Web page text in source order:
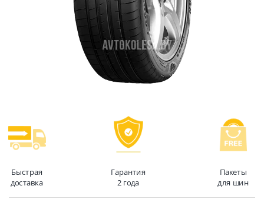
Быстрая
доставка
Гарантия
2 года
Пакеты
для шин